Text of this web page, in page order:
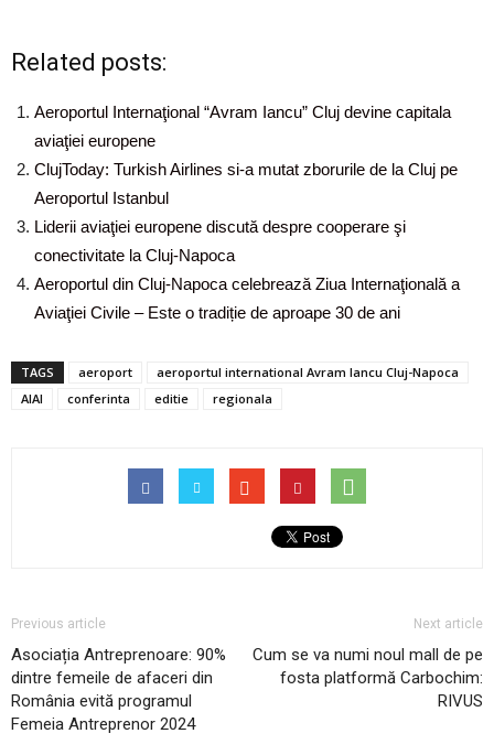
Related posts:
Aeroportul Internaţional “Avram Iancu” Cluj devine capitala
aviaţiei europene
ClujToday: Turkish Airlines si-a mutat zborurile de la Cluj pe
Aeroportul Istanbul
Liderii aviaţiei europene discută despre cooperare şi
conectivitate la Cluj-Napoca
Aeroportul din Cluj-Napoca celebrează Ziua Internaţională a
Aviaţiei Civile – Este o tradiție de aproape 30 de ani
TAGS aeroport
aeroportul international Avram Iancu Cluj-Napoca
AIAI
conferinta editie regionala
Previous article
Asociația Antreprenoare: 90%
dintre femeile de afaceri din
România evită programul
Femeia Antreprenor 2024
Next article
Cum se va numi noul mall de pe
fosta platformă Carbochim:
RIVUS